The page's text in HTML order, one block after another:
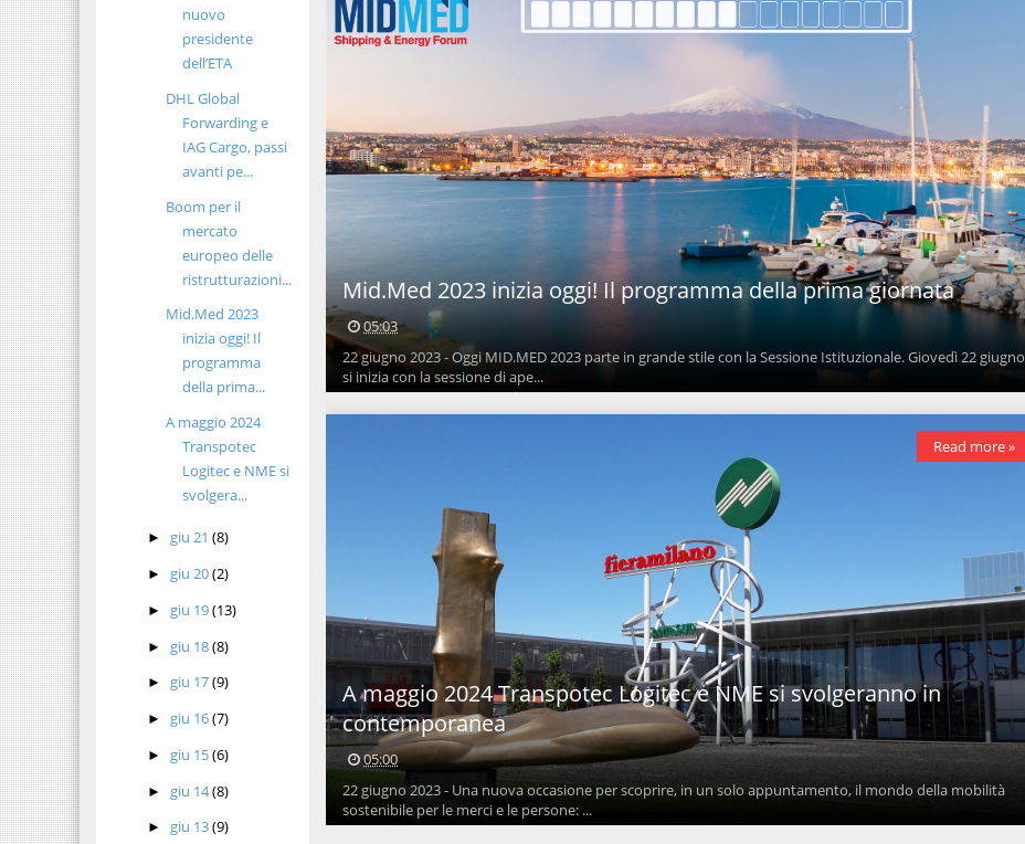
nuovo
presidente
dell’ETA
DHL Global
Forwarding e
IAG Cargo, passi
avanti pe...
Boom per il
mercato
europeo delle
ristrutturazioni...
Mid.Med 2023
inizia oggi! Il
programma
della prima...
A maggio 2024
Transpotec
Logitec e NME si
svolgera...
► giu 21(8)
► giu 20(2)
► giu 19(13)
► giu 18(8)
► giu 17(9)
► giu 16(7)
► giu 15(6)
► giu 14(8)
► giu 13(9)
Mid.Med 2023 inizia oggi! Il programma della prima giornata
05:03
22 giugno 2023 - Oggi MID.MED 2023 parte in grande stile con la Sessione Istituzionale. Giovedì 22 giugno
si inizia con la sessione di ape...
A maggio 2024 Transpotec Logitec e NME si svolgeranno in
contemporanea
05:00
22 giugno 2023 - Una nuova occasione per scoprire, in un solo appuntamento, il mondo della mobilità
sostenibile per le merci e le persone: ...
Read more »